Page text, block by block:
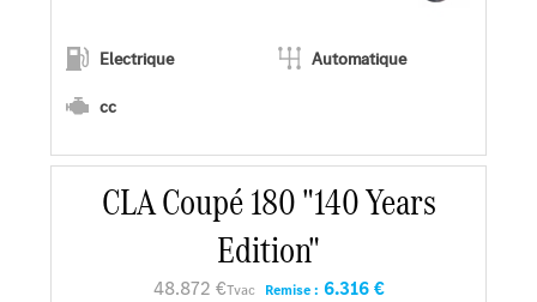
Electrique
Automatique
cc
En savoir plus
Faire un essai
CLA Coupé 180 "140 Years
Edition"
48.872 €Tvac Remise : 6.316 €